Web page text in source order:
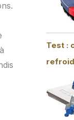
Test :